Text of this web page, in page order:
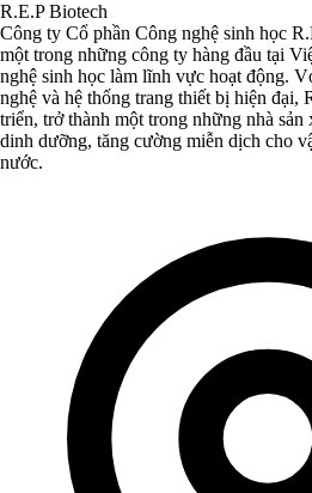
R.E.P Biotech
Công ty Cổ phần Công nghệ sinh học
một trong những công ty hàng đầu tại
nghệ sinh học làm lĩnh vực hoạt động.
nghệ và hệ thống trang thiết bị hiện đại,
triển, trở thành một trong những nhà sản
dinh dưỡng, tăng cường miễn dịch cho
nước.